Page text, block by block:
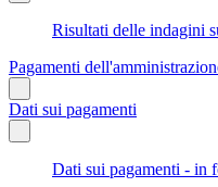
Risultati delle indagini
Pagamenti
Dati sui pagamenti
Dati sui pagamenti - in